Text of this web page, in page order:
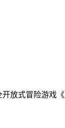
放式冒险游